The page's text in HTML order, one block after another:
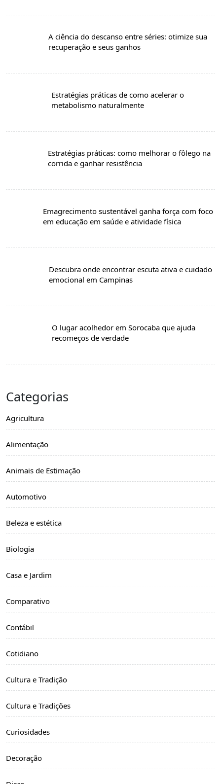
A ciência do descanso entre séries: otimize sua
recuperação e seus ganhos
Estratégias práticas de como acelerar o
metabolismo naturalmente
Estratégias práticas: como melhorar o fôlego na
corrida e ganhar resistência
Emagrecimento sustentável ganha força com foco
em educação em saúde e atividade física
Descubra onde encontrar escuta ativa e cuidado
emocional em Campinas
O lugar acolhedor em Sorocaba que ajuda
recomeços de verdade
Categorias
Agricultura
Alimentação
Animais de Estimação
Automotivo
Beleza e estética
Biologia
Casa e Jardim
Comparativo
Contábil
Cotidiano
Cultura e Tradição
Cultura e Tradições
Curiosidades
Decoração